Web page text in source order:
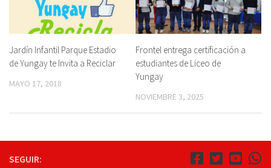
Jardín Infantil Parque Estadio
de Yungay te Invita a Reciclar
MAYO 17, 2018
Frontel entrega certificación a
estudiantes de Liceo de
Yungay
NOVIEMBRE 3, 2025
SEGUIR: